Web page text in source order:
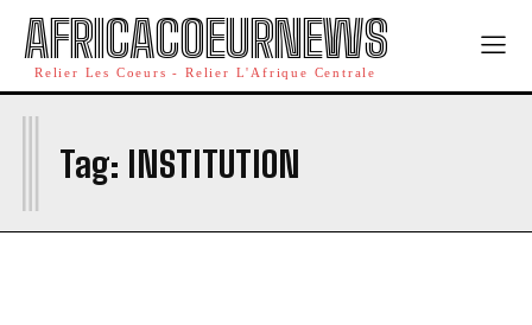
AFRICACOEURNEWS
Relier Les Coeurs - Relier L'Afrique Centrale
Tag: INSTITUTION
I